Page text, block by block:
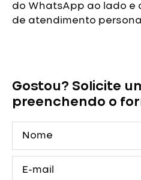
do WhatsApp ao lado e
de atendimento
Vermelho
com
e
Cauda
quantidade
Gostou? Solicite
preenchendo o
mail